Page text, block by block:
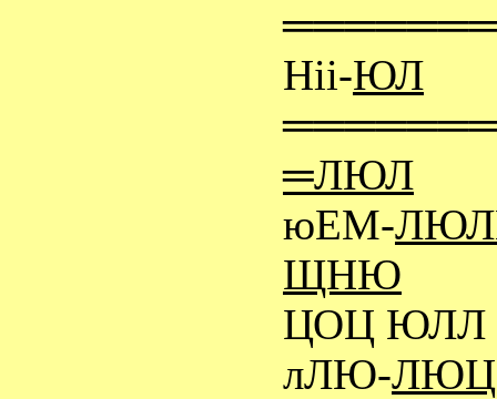
Нii-ЮЛ
═ЛЮЛ
юЕМ-
ЩНЮ
ЦОЦ
лЛЮ-ЛЮЦ